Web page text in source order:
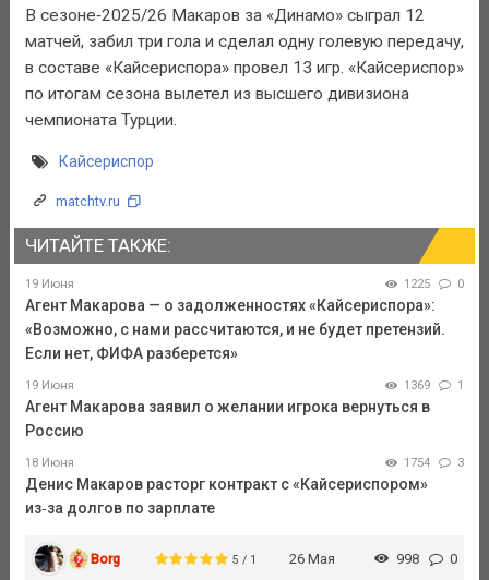
В сезоне‑2025/26 Макаров за «Динамо» сыграл 12
матчей, забил три гола и сделал одну голевую передачу,
в составе «Кайсериспора» провел 13 игр. «Кайсериспор»
по итогам сезона вылетел из высшего дивизиона
чемпионата Турции.
Кайсериспор
matchtv.ru
ЧИТАЙТЕ ТАКЖЕ:
19 Июня 1225 0
Агент Макарова — о задолженностях «Кайсериспора»:
«Возможно, с нами рассчитаются, и не будет претензий.
Если нет, ФИФА разберется»
19 Июня 1369 1
Агент Макарова заявил о желании игрока вернуться в
Россию
18 Июня 1754 3
Денис Макаров расторг контракт с «Кайсериспором»
из‑за долгов по зарплате
Borg 5 / 1 26 Мая 998 0